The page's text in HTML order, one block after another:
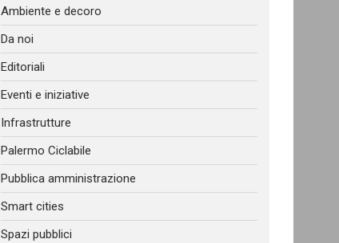
Ambiente e decoro
Da noi
Editoriali
Eventi e iniziative
Infrastrutture
Palermo Ciclabile
Pubblica amministrazione
Smart cities
Spazi pubblici